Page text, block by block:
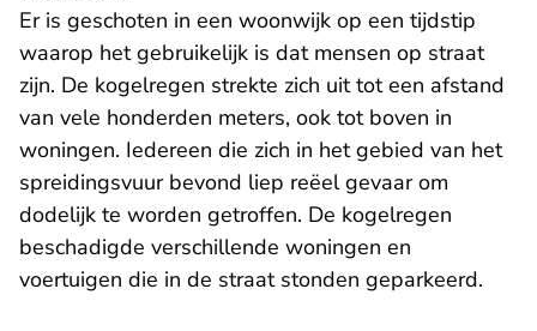
Er is geschoten in een woonwijk op een tijdstip
waarop het gebruikelijk is dat mensen op straat
zijn. De kogelregen strekte zich uit tot een afstand
van vele honderden meters, ook tot boven in
woningen. Iedereen die zich in het gebied van het
spreidingsvuur bevond liep reëel gevaar om
dodelijk te worden getroffen. De kogelregen
beschadigde verschillende woningen en
voertuigen die in de straat stonden geparkeerd.